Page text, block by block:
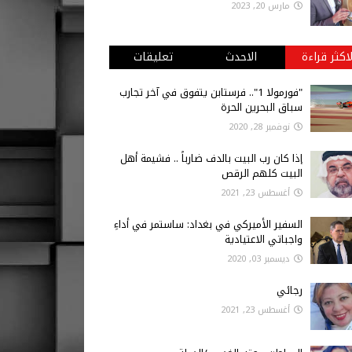
مارس 20, 2023
قراءة الاحدث تعليقات
"فورمولا 1".. فرستابن يتفوق في آخر تجارب
سباق البحرين الحرة
نوفمبر 28, 2020
إذا كان رب البيت بالدف ضارباً .. فشيمة أهل
البيت كلهم الرقص
أغسطس 23, 2021
السفير الأميركي في بغداد: ساستمر في أداءِ
واجباتي الاعتيادية
ديسمبر 03, 2020
رجائي
أغسطس 23, 2021